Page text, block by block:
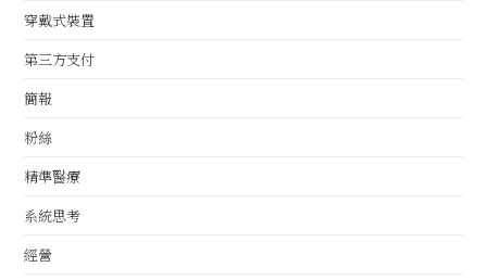
穿戴式裝置
第三方支付
簡報
粉絲
精準醫療
系統思考
經營